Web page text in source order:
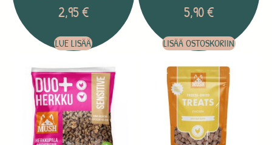
2,95€
LUE LISÄÄ
5,90€
LISÄÄ OSTOSKORIIN